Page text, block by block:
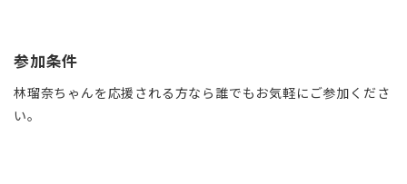
参加条件
林瑠奈ちゃんを応援される方なら誰でもお気軽にご参加くださ
い。